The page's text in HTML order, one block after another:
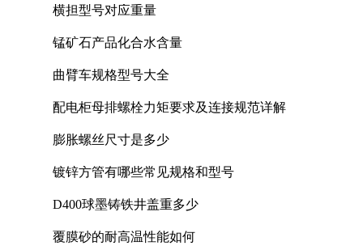
横担型号对应重量
锰矿石产品化合水含量
曲臂车规格型号大全
配电柜母排螺栓力矩要求及连接规范详解
膨胀螺丝尺寸是多少
镀锌方管有哪些常见规格和型号
D400球墨铸铁井盖重多少
覆膜砂的耐高温性能如何